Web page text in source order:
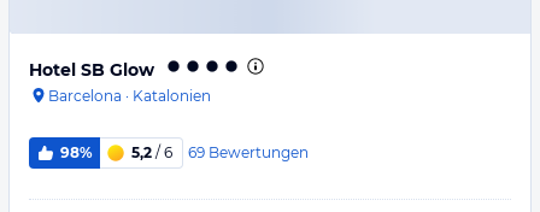
Hotel SB Glow
Barcelona · Katalonien
98% 5,2 / 6 69 Bewertungen